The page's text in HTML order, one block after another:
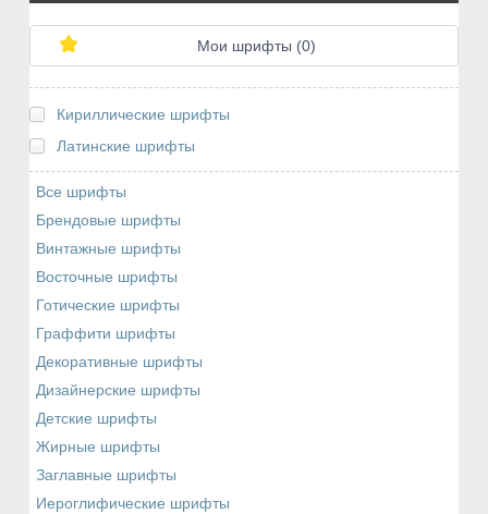
Мои шрифты (0)
Кириллические шрифты
Латинские шрифты
Все шрифты
Брендовые шрифты
Винтажные шрифты
Восточные шрифты
Готические шрифты
Граффити шрифты
Декоративные шрифты
Дизайнерские шрифты
Детские шрифты
Жирные шрифты
Заглавные шрифты
Иероглифические шрифты